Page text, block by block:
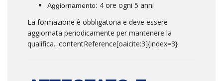
Aggiornamento: 4 ore ogni 5 anni
La formazione è obbligatoria e deve essere
aggiornata periodicamente per mantenere la
qualifica. :contentReference[oaicite:3]{index=3}